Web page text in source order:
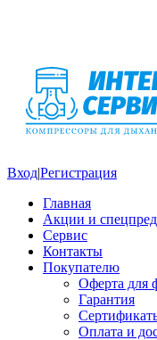
Вход|Регистрация
Главная
Акции и
Сервис
Контакты
Покупателю
Оферта для
Гарантия
Оплата и